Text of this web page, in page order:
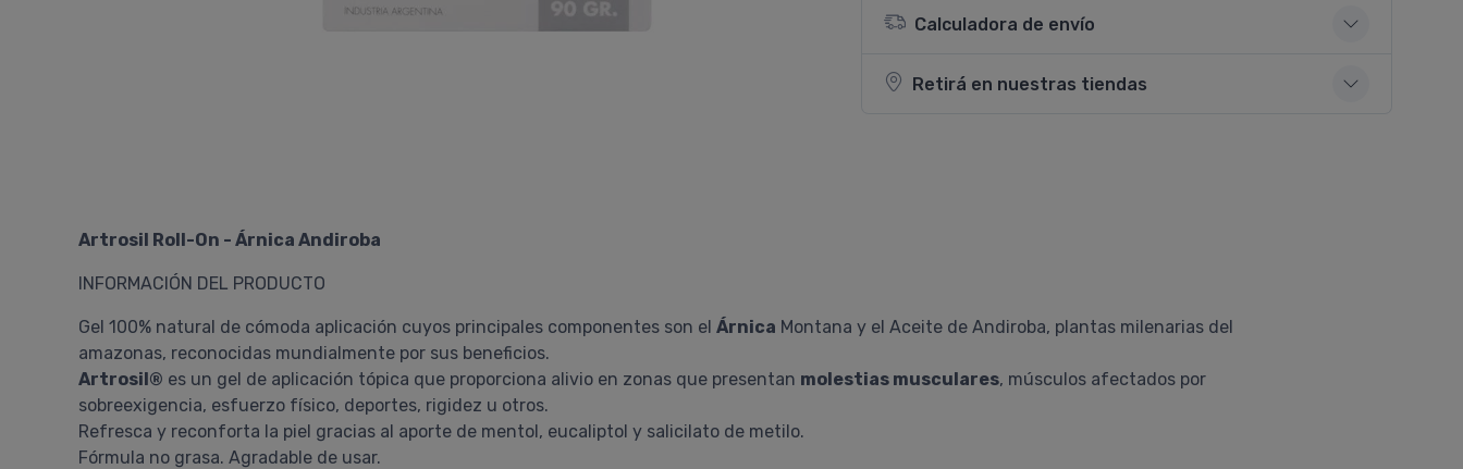
Calculadora de envío
Retirá en nuestras tiendas
Artrosil Roll-On - Árnica Andiroba
INFORMACIÓN DEL PRODUCTO
Gel 100% natural de cómoda aplicación cuyos principales componentes son el Árnica Montana y el Aceite de Andiroba, plantas milenarias del
amazonas, reconocidas mundialmente por sus beneficios.
Artrosil® es un gel de aplicación tópica que proporciona alivio en zonas que presentan molestias musculares, músculos afectados por
sobreexigencia, esfuerzo físico, deportes, rigidez u otros.
Refresca y reconforta la piel gracias al aporte de mentol, eucaliptol y salicilato de metilo.
Fórmula no grasa. Agradable de usar.